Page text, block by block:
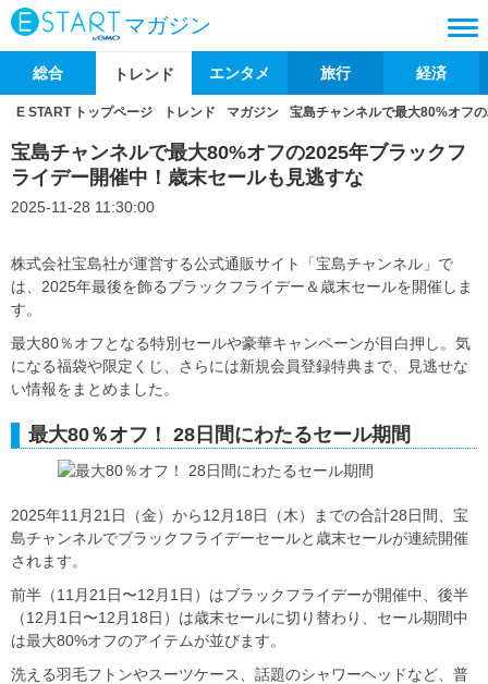
マガジン
総合 トレンド エンタメ 旅行 経済
E START トップページ トレンド マガジン 宝島チャンネルで最大80%オフ
宝島チャンネルで最大80%オフの2025年ブラックフ
ライデー開催中！歳末セールも見逃すな
2025-11-28 11:30:00
株式会社宝島社が運営する公式通販サイト「宝島チャンネル」で
は、2025年最後を飾るブラックフライデー＆歳末セールを開催しま
す。
最大80％オフとなる特別セールや豪華キャンペーンが目白押し。気
になる福袋や限定くじ、さらには新規会員登録特典まで、見逃せな
い情報をまとめました。
最大80％オフ！ 28日間にわたるセール期間
2025年11月21日（金）から12月18日（木）までの合計28日間、宝
島チャンネルでブラックフライデーセールと歳末セールが連続開催
されます。
前半（11月21日〜12月1日）はブラックフライデーが開催中、後半
（12月1日〜12月18日）は歳末セールに切り替わり、セール期間中
は最大80%オフのアイテムが並びます。
洗える羽毛フトンやスーツケース、話題のシャワーヘッドなど、普